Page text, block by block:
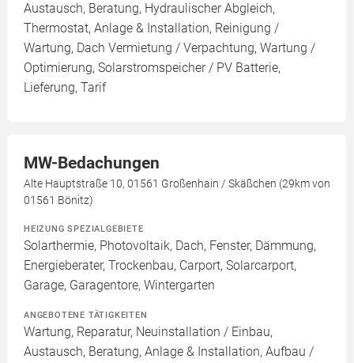
Austausch, Beratung, Hydraulischer Abgleich,
Thermostat, Anlage & Installation, Reinigung /
Wartung, Dach Vermietung / Verpachtung, Wartung /
Optimierung, Solarstromspeicher / PV Batterie,
Lieferung, Tarif
MW-Bedachungen
Alte Hauptstraße 10, 01561 Großenhain / Skäßchen (29km von
01561 Bönitz)
HEIZUNG SPEZIALGEBIETE
Solarthermie, Photovoltaik, Dach, Fenster, Dämmung,
Energieberater, Trockenbau, Carport, Solarcarport,
Garage, Garagentore, Wintergarten
ANGEBOTENE TÄTIGKEITEN
Wartung, Reparatur, Neuinstallation / Einbau,
Austausch, Beratung, Anlage & Installation, Aufbau /